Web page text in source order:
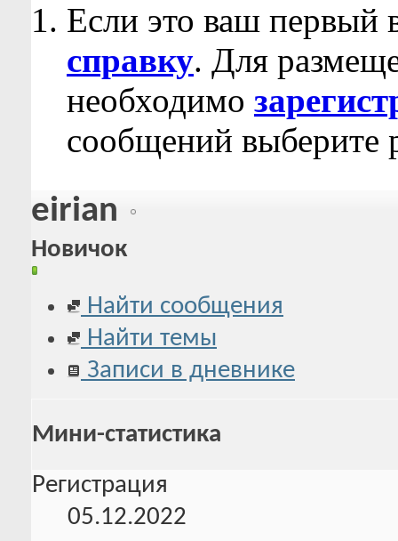
Если это ваш первый
справку. Для
необходимо
сообщений выберите
eirian
Новичок
Найти сообщения
Найти темы
Записи в дневнике
Мини-статистика
Регистрация
05.12.2022